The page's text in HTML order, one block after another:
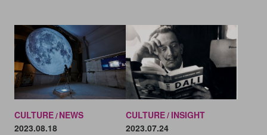
CULTURE NEWS
2023.08.18
CULTURE INSIGHT
2023.07.24